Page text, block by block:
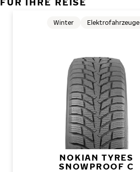
NOKIAN TYRES
SNOWPROOF C
Winter Elektrofahrzeuge